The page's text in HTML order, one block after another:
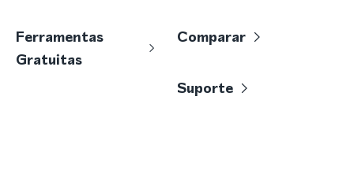
Ferramentas
Gratuitas
Comparar
Suporte